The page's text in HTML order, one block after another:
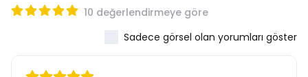
10 değerlendirmeye göre
Sadece görsel olan yorumları göster